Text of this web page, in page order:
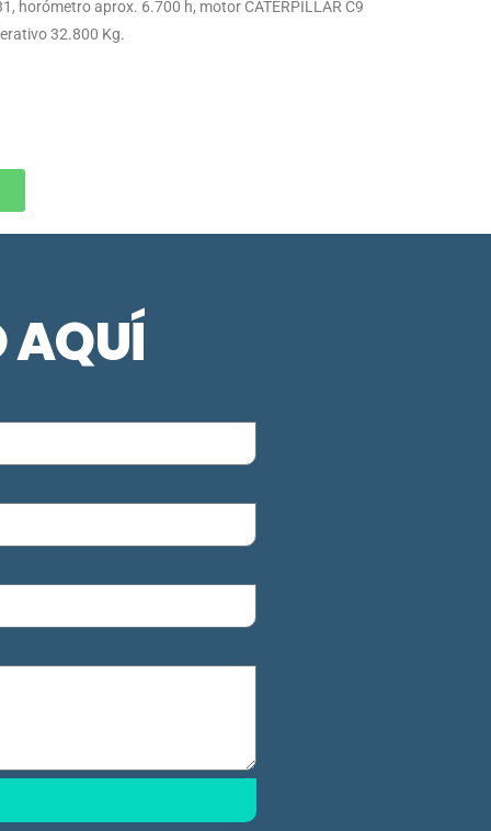
horómetro aprox. 6.700 h, motor CATERPILLAR C9
32.800 Kg.
AQUÍ